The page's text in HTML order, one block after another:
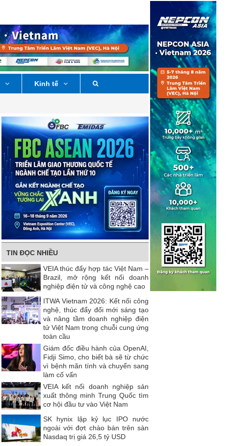
Kinh tế
TIN ĐỌC NHIỀU
VEIA thúc đẩy hợp tác Việt Nam –
Brazil, mở rộng kết nối doanh
nghiệp điện tử và công nghệ cao
ITWA Vietnam 2026: Kết nối công
nghệ, thúc đẩy đổi mới sáng tạo
và nâng tầm doanh nghiệp điện
tử Việt Nam trong chuỗi cung ứng
toàn cầu
Giám đốc điều hành của OpenAI,
Fidji Simo, cho biết bà sẽ từ chức
vì bệnh mãn tính và chuyển sang
làm cố vấn
VEIA kết nối doanh nghiệp sản
xuất thông minh Trung Quốc tìm
cơ hội đầu tư vào Việt Nam
SK hynix lập kỷ lục IPO nước
ngoài với đợt chào bán trên sàn
Nasdaq trị giá 26,5 tỷ USD